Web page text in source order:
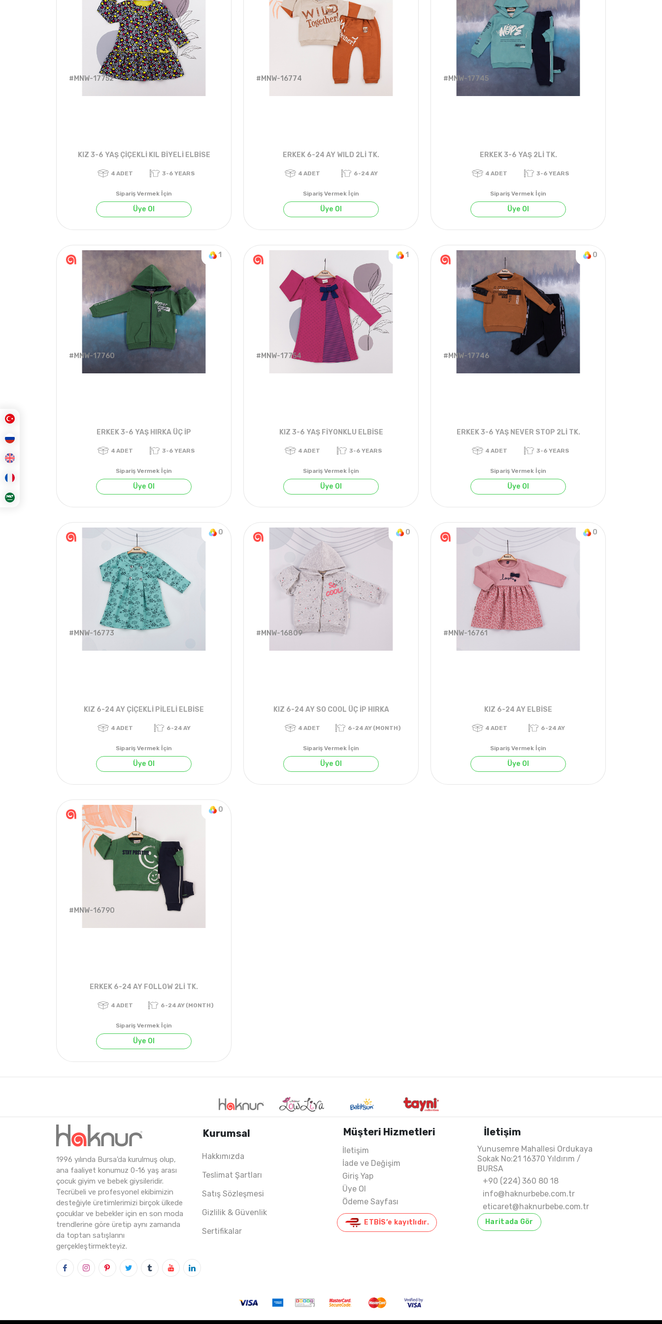
#MNW-17752
KIZ 3-6 YAŞ ÇİÇEKLİ KIL BİYELİ ELBİSE
Sipariş Vermek İçin
Üye Ol
#MNW-16774
ERKEK 6-24 AY WILD 2Lİ TK.
Sipariş Vermek İçin
Üye Ol
#MNW-17745
ERKEK 3-6 YAŞ 2Lİ TK.
Sipariş Vermek İçin
Üye Ol
1
#MNW-17760
ERKEK 3-6 YAŞ HIRKA ÜÇ İP
4ADET
Sipariş Vermek İçin
Üye Ol
1
#MNW-17754
KIZ 3-6 YAŞ FİYONKLU ELBİSE
4ADET
Sipariş Vermek İçin
Üye Ol
0
#MNW-17746
ERKEK 3-6 YAŞ NEVER STOP 2Lİ TK.
Sipariş Vermek İçin
Üye Ol
0
#MNW-16773
KIZ 6-24 AY ÇİÇEKLİ PİLELİ ELBİSE
ADET
Sipariş Vermek İçin
Üye Ol
0
#MNW-16809
KIZ 6-24 AY SO COOL ÜÇ İP HIRKA
Sipariş Vermek İçin
Üye Ol
0
#MNW-16761
KIZ 6-24 AY ELBİSE
Sipariş Vermek İçin
Üye Ol
0
#MNW-16790
ERKEK 6-24 AY FOLLOW 2Lİ TK.
ADET
Sipariş Vermek İçin
Üye Ol
1996 yılında Bursa'da kurulmuş olup,
ana faaliyet konumuz 0-16 yaş arası
çocuk giyim ve bebek giysileridir.
Tecrübeli ve profesyonel ekibimizin
desteğiyle üretimlerimizi birçok ülkede
çocuklar ve bebekler için en son moda
trendlerine göre üretip aynı zamanda
da toptan satışlarını
gerçekleştirmekteyiz.
Kurumsal
Hakkımızda
Teslimat Şartları
Satış Sözleşmesi
Gizlilik & Güvenlik
Sertifikalar
Müşteri Hizmetleri
İletişim
İade ve Değişim
Giriş Yap
Üye Ol
Ödeme Sayfası
ETBİS’e kayıtlıdır.
İletişim
Yunusemre Mahallesi Ordukaya
Sokak No:21 16370 Yıldırım /
BURSA
+90 (224) 360 80 18
info@haknurbebe.com.tr
eticaret@haknurbebe.com.tr
Haritada Gör